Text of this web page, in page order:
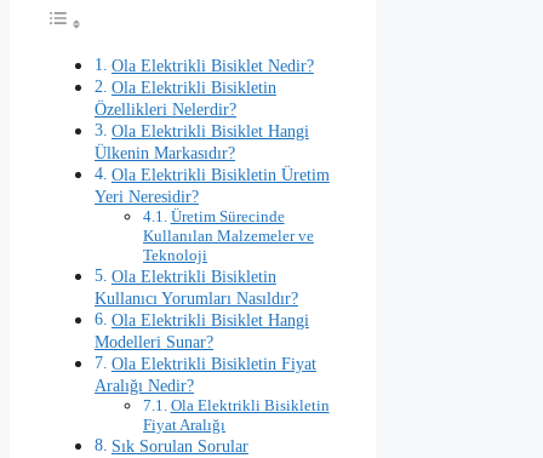
Ola Elektrikli Bisiklet Nedir?
Ola Elektrikli Bisikletin
Özellikleri Nelerdir?
Ola Elektrikli Bisiklet Hangi
Ülkenin Markasıdır?
Ola Elektrikli Bisikletin Üretim
Yeri Neresidir?
Üretim Sürecinde
Kullanılan Malzemeler ve
Teknoloji
Ola Elektrikli Bisikletin
Kullanıcı Yorumları Nasıldır?
Ola Elektrikli Bisiklet Hangi
Modelleri Sunar?
Ola Elektrikli Bisikletin Fiyat
Aralığı Nedir?
Ola Elektrikli Bisikletin
Fiyat Aralığı
Sık Sorulan Sorular